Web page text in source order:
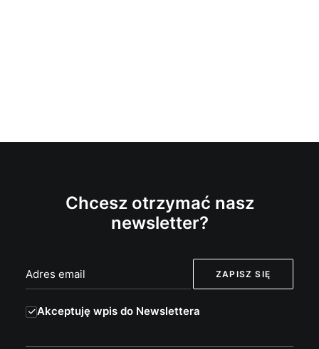
Chcesz otrzymać nasz
newsletter?
Akceptuję wpis do Newslettera